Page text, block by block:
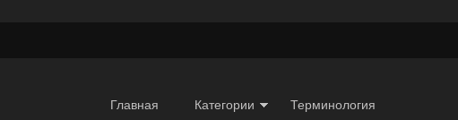
Главная Категории Терминология